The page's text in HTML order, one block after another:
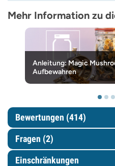
Mehr Information zu
Anleitung: Magic
Aufbewahren
Bewertungen (414)
Fragen (2)
Einschränkungen